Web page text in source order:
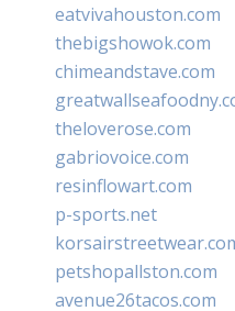
eatvivahouston.com
thebigshowok.com
chimeandstave.com
theloverose.com
gabriovoice.com
resinflowart.com
p-sports.net
petshopallston.com
avenue26tacos.com